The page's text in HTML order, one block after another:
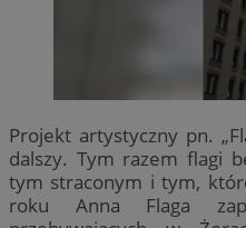
Projekt artystyczny pn.
dalszy. Tym razem flagi
tym straconym i tym,
roku Anna Flaga